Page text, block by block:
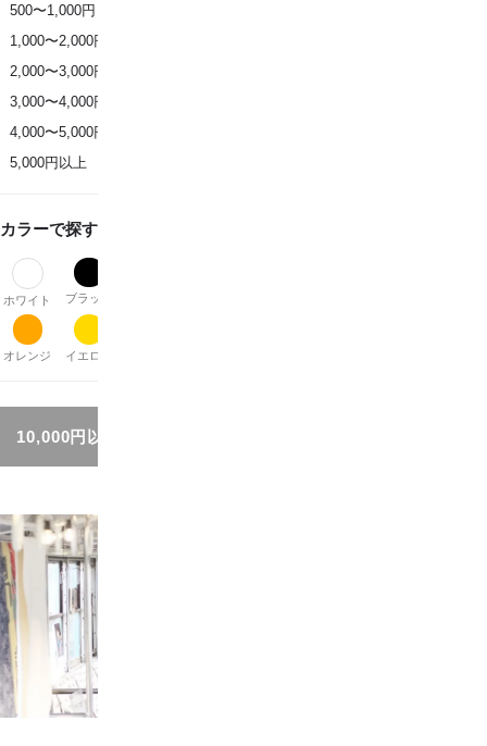
500〜1,000円
1,000〜2,000円
2,000〜3,000円
3,000〜4,000円
4,000〜5,000円
5,000円以上
カラーで探す
ホワイト ブラック
オレンジ イエロー
10,000円以上お買い上げで送料無料!!